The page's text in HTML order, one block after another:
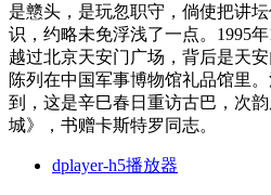
是戆头，是玩忽职守，倘使把讲
识，约略未免浮浅了一点。1995
越过北京天安门广场，背后是天
陈列在中国军事博物馆礼品馆里
到，这是辛巳春日重访古巴，次
城》，书赠卡斯特罗同志。
dplayer-h5播放器